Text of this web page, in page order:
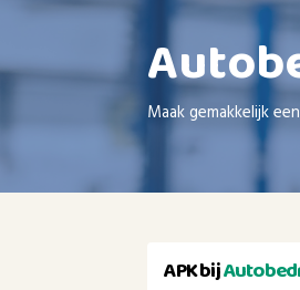
Maak gemakkelijk
APK bij